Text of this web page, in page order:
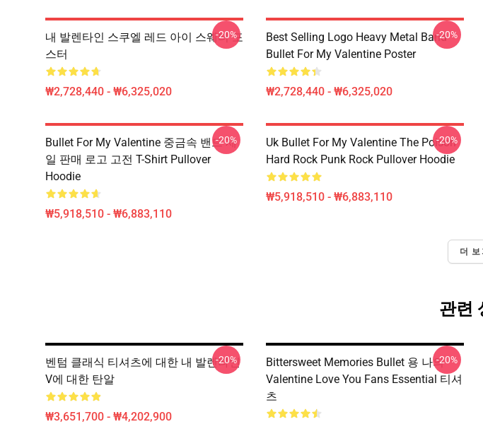
내 발렌타인 스쿠엘 레드 아이 스웨터 포
스터
₩2,728,440 - ₩6,325,020
-20%
Best Selling Logo Heavy Metal Band
Bullet For My Valentine Poster
₩2,728,440 - ₩6,325,020
-20%
Bullet For My Valentine 중금속 밴드 제
일 판매 로고 고전 T-Shirt Pullover
Hoodie
₩5,918,510 - ₩6,883,110
-20%
Uk Bullet For My Valentine The Poison
Hard Rock Punk Rock Pullover Hoodie
₩5,918,510 - ₩6,883,110
-20%
더 보
관련
벤텀 클래식 티셔츠에 대한 내 발렌타인
V에 대한 탄알
₩3,651,700 - ₩4,202,900
-20%
Bittersweet Memories Bullet 용 나의
Valentine Love You Fans Essential 티셔
츠
-20%